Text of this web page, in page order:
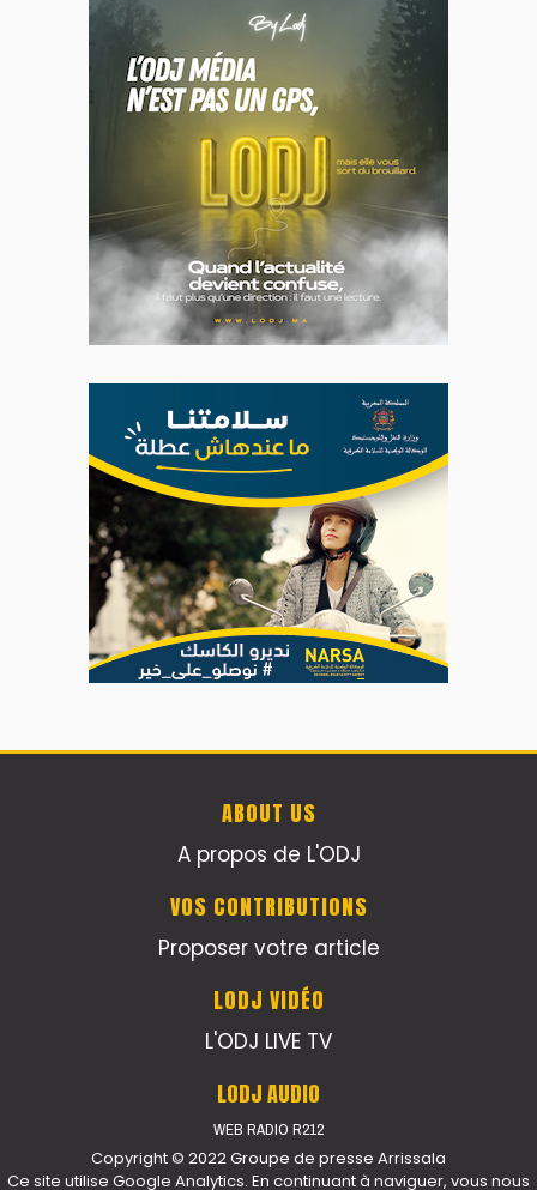
ABOUT US
A propos de L'ODJ
VOS CONTRIBUTIONS
Proposer votre article
LODJ VIDÉO
L'ODJ LIVE TV
LODJ AUDIO
WEB RADIO R212
Copyright © 2022 Groupe de presse Arrissala
Ce site utilise Google Analytics. En continuant à naviguer, vous nous